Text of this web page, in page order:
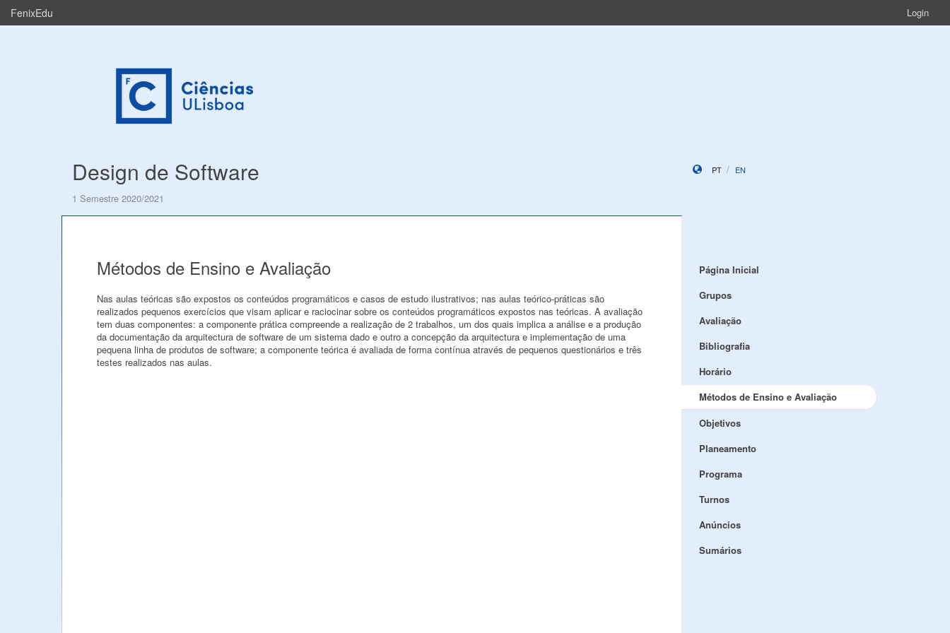
FenixEdu Login
Design de Software
1 Semestre 2020/2021
PT EN
Métodos de Ensino e Avaliação
Nas aulas teóricas são expostos os conteúdos programáticos e casos de estudo ilustrativos; nas aulas teórico-práticas são
realizados pequenos exercícios que visam aplicar e raciocinar sobre os conteúdos programáticos expostos nas teóricas. A avaliação
tem duas componentes: a componente prática compreende a realização de 2 trabalhos, um dos quais implica a análise e a produção
da documentação da arquitectura de software de um sistema dado e outro a concepção da arquitectura e implementação de uma
pequena linha de produtos de software; a componente teórica é avaliada de forma contínua através de pequenos questionários e três
testes realizados nas aulas.
Página Inicial
Grupos
Avaliação
Bibliografia
Horário
Métodos de Ensino e Avaliação
Objetivos
Planeamento
Programa
Turnos
Anúncios
Sumários